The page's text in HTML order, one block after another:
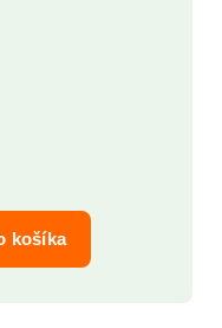
košíka